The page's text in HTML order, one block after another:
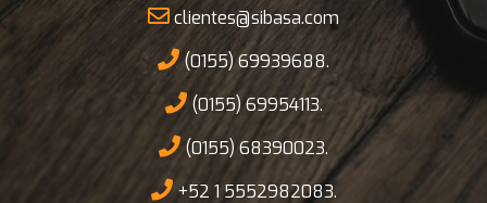
clientes@sibasa.com
(0155) 69939688.
(0155) 69954113.
(0155) 68390023.
+52 1 5552982083.